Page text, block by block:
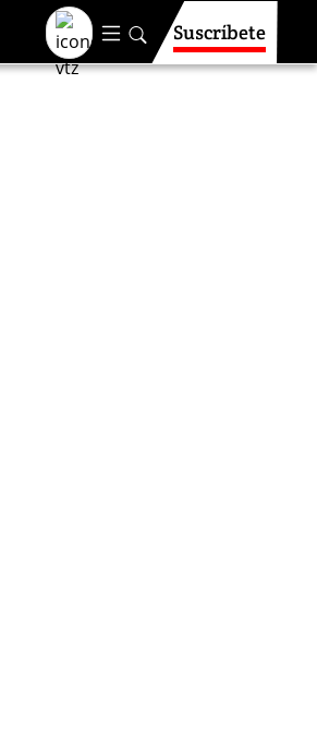
Suscríbete